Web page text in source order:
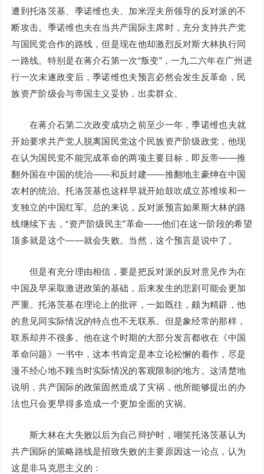
遭到托洛茨基、季诺维也夫、加米涅夫所领导的反对派的不
断攻击。季诺维也夫在当共产国际主席时，充分支持共产党
与国民党合作的路线，但是现在他却激烈反对斯大林执行同
一路线。特别是在蒋介石第一次“叛变”，一九二六年在广州进
行一次未遂政变后，季诺维也夫预言必然会发生反革命，民
族资产阶级会与帝国主义妥协，出卖群众。
在蒋介石第二次政变成功之前至少一年，季诺维也夫就
开始要求共产党人脱离国民党这个民族资产阶级政党，他现
在认为国民党不能完成革命的两项主要目标，即反帝——推
翻外国在中国的统治——和反封建——推翻地主豪绅在中国
农村的统治。托洛茨基也这样早就开始鼓吹成立苏维埃和一
支独立的中国红军。总的来说，反对派预言如果斯大林的路
线继续下去，“资产阶级民主”革命——他们在这一阶段的希望
顶多就是这个——就会失败。当然，这个预言是说中了。
但是有充分理由相信，要是把反对派的反对意见作为在
中国及早采取激进政策的基础，后来发生的悲剧可能会更加
严重。托洛茨基在理论上的批评，一如既往，颇为精辟，他
的意见同实际情况的特点也不无联系。但是象经常的那样，
联系却并不很多。他在这个时期的大部分发言都收在《中国
革命问题》一书中，这本书肯定是本立论松懈的着作，尽是
漫不经心地不顾当时实际情况的客观限制的地方。这清楚地
说明，共产国际的政策固然造成了灾祸，他所能够提出的办
法也只会更早得多造成一个更加全面的灾祸。
斯大林在大失败以后为自己辩护时，嘲笑托洛茨基认为
共产国际的策略路线是招致失败的主要原因这一论点，认为
这是非马克思主义的：